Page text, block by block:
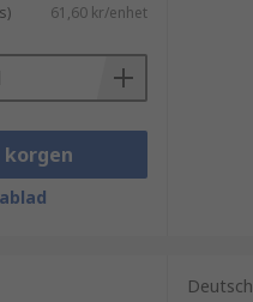
61,60 kr/enhet
korgen
Deutsch